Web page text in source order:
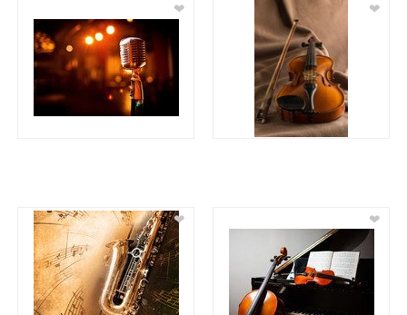
❤ ❤
❤ ❤